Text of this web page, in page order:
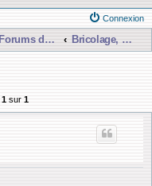
Connexion
Les Forums de Discussions
Bricolage, Dépannage, Construction
1 sur 1